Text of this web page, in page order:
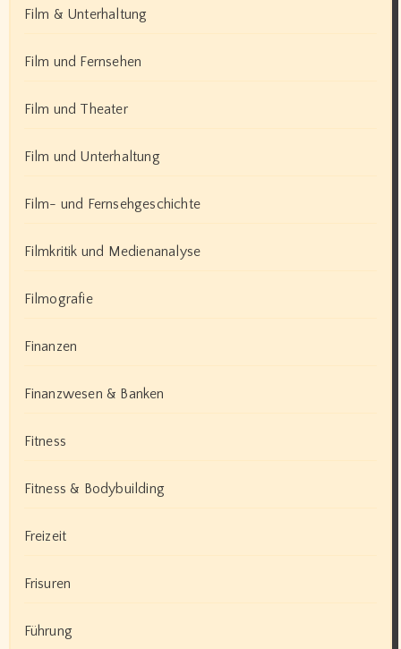
Film & Unterhaltung
Film und Fernsehen
Film und Theater
Film und Unterhaltung
Film- und Fernsehgeschichte
Filmkritik und Medienanalyse
Filmografie
Finanzen
Finanzwesen & Banken
Fitness
Fitness & Bodybuilding
Freizeit
Frisuren
Führung